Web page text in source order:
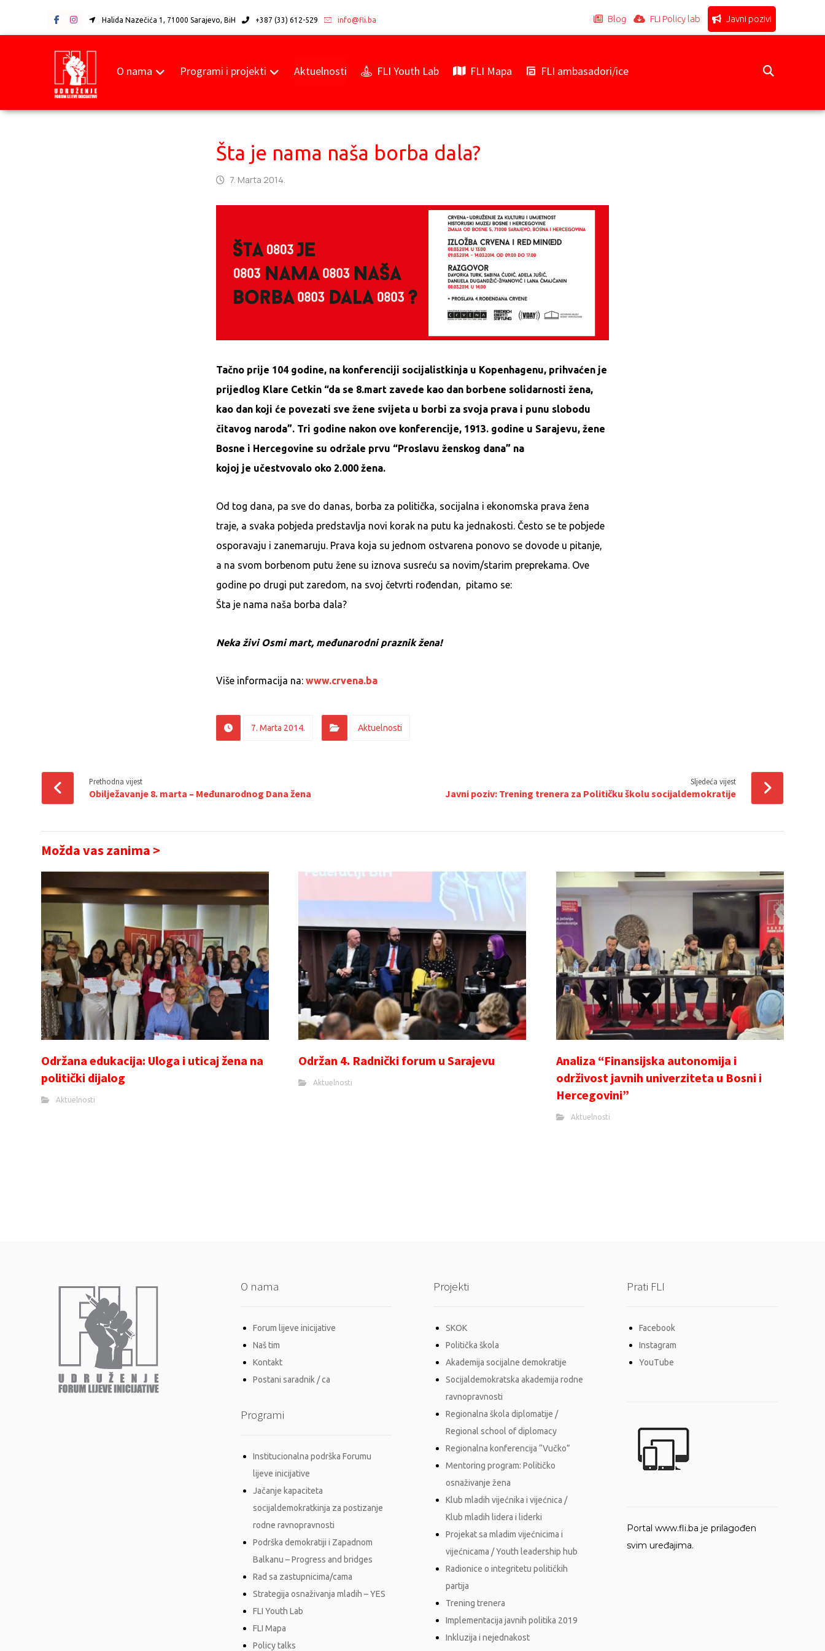
Halida Nazečića 1, 71000 Sarajevo, BiH +387 (33) 612-529 info@fli.ba Blog FLI Policy lab Javni pozivi
O nama Programi i projekti Aktuelnosti FLI Youth Lab FLI Mapa FLI ambasadori/ice
Šta je nama naša borba dala?
7. Marta 2014.
Tačno prije 104 godine, na konferenciji socijalistkinja u Kopenhagenu, prihvaćen je
prijedlog Klare Cetkin “da se 8.mart zavede kao dan borbene solidarnosti žena,
kao dan koji će povezati sve žene svijeta u borbi za svoja prava i punu slobodu
čitavog naroda”. Tri godine nakon ove konferencije, 1913. godine u Sarajevu, žene
Bosne i Hercegovine su održale prvu “Proslavu ženskog dana” na
kojoj je učestvovalo oko 2.000 žena.
Od tog dana, pa sve do danas, borba za politička, socijalna i ekonomska prava žena
traje, a svaka pobjeda predstavlja novi korak na putu ka jednakosti. Često se te pobjede
osporavaju i zanemaruju. Prava koja su jednom ostvarena ponovo se dovode u pitanje,
a na svom borbenom putu žene su iznova susreću sa novim/starim preprekama. Ove
godine po drugi put zaredom, na svoj četvrti rođendan, pitamo se:
Šta je nama naša borba dala?
Neka živi Osmi mart, međunarodni praznik žena!
Više informacija na: www.crvena.ba
7. Marta 2014. Aktuelnosti
Prethodna vijest
Obilježavanje 8. marta – Međunarodnog Dana žena
Sljedeća vijest
Javni poziv: Trening trenera za Političku školu socijaldemokratije
Možda vas zanima >
Održana edukacija: Uloga i uticaj žena na
politički dijalog
Aktuelnosti
Održan 4. Radnički forum u Sarajevu
Aktuelnosti
Analiza “Finansijska autonomija i
održivost javnih univerziteta u Bosni i
Hercegovini”
Aktuelnosti
O nama
Forum lijeve inicijative
Naš tim
Kontakt
Postani saradnik / ca
Programi
Institucionalna podrška Forumu
lijeve inicijative
Jačanje kapaciteta
socijaldemokratkinja za postizanje
rodne ravnopravnosti
Podrška demokratiji i Zapadnom
Balkanu – Progress and bridges
Rad sa zastupnicima/cama
Strategija osnaživanja mladih – YES
FLI Youth Lab
FLI Mapa
Policy talks
Projekti
SKOK
Politička škola
Akademija socijalne demokratije
Socijaldemokratska akademija rodne
ravnopravnosti
Regionalna škola diplomatije /
Regional school of diplomacy
Regionalna konferencija “Vučko”
Mentoring program: Političko
osnaživanje žena
Klub mladih vijećnika i vijećnica /
Klub mladih lidera i liderki
Projekat sa mladim vijećnicima i
vijećnicama / Youth leadership hub
Radionice o integritetu političkih
partija
Trening trenera
Implementacija javnih politika 2019
Inkluzija i nejednakost
Prati FLI
Facebook
Instagram
YouTube
Portal www.fli.ba je prilagođen
svim uređajima.